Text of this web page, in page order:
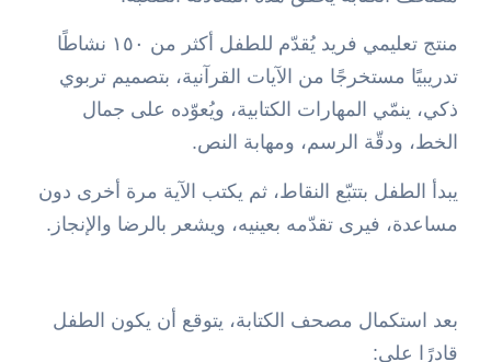
منتج تعليمي فريد يُقدّم للطفل أكثر من ١٥٠ نشاطًا
تدريبيًا مستخرجًا من الآيات القرآنية، بتصميم تربوي
ذكي، ينمّي المهارات الكتابية، ويُعوّده على جمال
الخط، ودقّة الرسم، ومهابة النص.
يبدأ الطفل بتتبّع النقاط، ثم يكتب الآية مرة أخرى دون
مساعدة، فيرى تقدّمه بعينيه، ويشعر بالرضا والإنجاز.
بعد استكمال مصحف الكتابة، يتوقع أن يكون الطفل
قادرًا على: